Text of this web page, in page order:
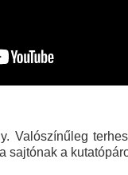
Valószínűleg
sajtónak a